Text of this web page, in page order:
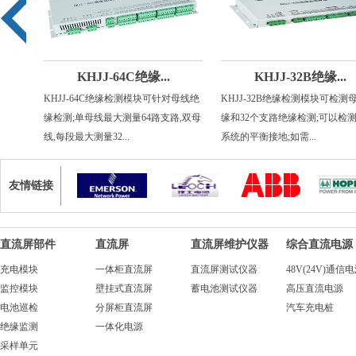
KHJJ-64C绝缘...
KHJJ-64C绝缘检测模块可针对母线绝
缘检测;单母线最大测量64路支路,双母
线,每段最大测量32...
KHJJ-32B绝缘...
KHJJ-32B绝缘检测模块可检测
缘和32个支路绝缘检测;可以检
系统的平衡接地;如需...
友情链接
直流屏部件
充电模块
监控模块
电池巡检
绝缘监测
采样单元
直流屏
一体柜直流屏
壁挂式直流屏
分屏柜直流屏
一体化电源
直流屏维护仪器
直流屏测试仪器
蓄电池测试仪器
综合直流电源
48V(24V)通信
高压直流电源
汽车充电桩